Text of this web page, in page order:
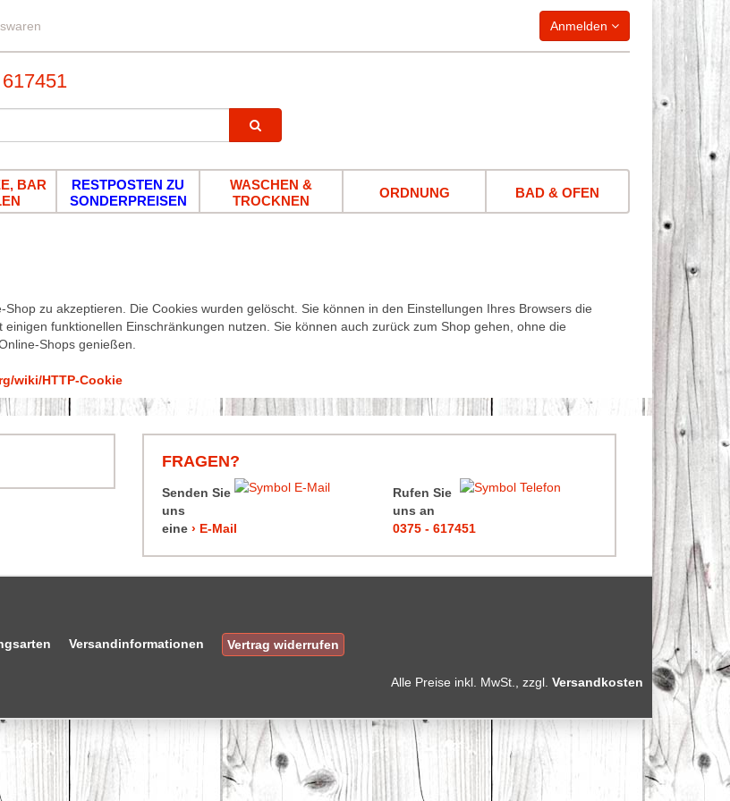
Anmelden
BAR
RESTPOSTEN ZU
SONDERPREISEN
WASCHEN &
TROCKNEN
ORDNUNG BAD & OFEN
zu akzeptieren. Die Cookies wurden gelöscht. Sie können in den Einstellungen Ihres Browsers die
funktionellen Einschränkungen nutzen. Sie können auch zurück zum Shop gehen, ohne die
Shops genießen.
wiki/HTTP-Cookie
FRAGEN?
Senden Sie
uns
eine › E-Mail
Rufen Sie
uns an
0375 - 617451
Versandinformationen Vertrag widerrufen
Alle Preise inkl. MwSt., zzgl. Versandkosten